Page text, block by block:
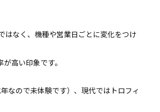
はなく、機種や営業日ごとに変化をつけ
高い印象です。
なので未体験です）、現代ではトロフィ